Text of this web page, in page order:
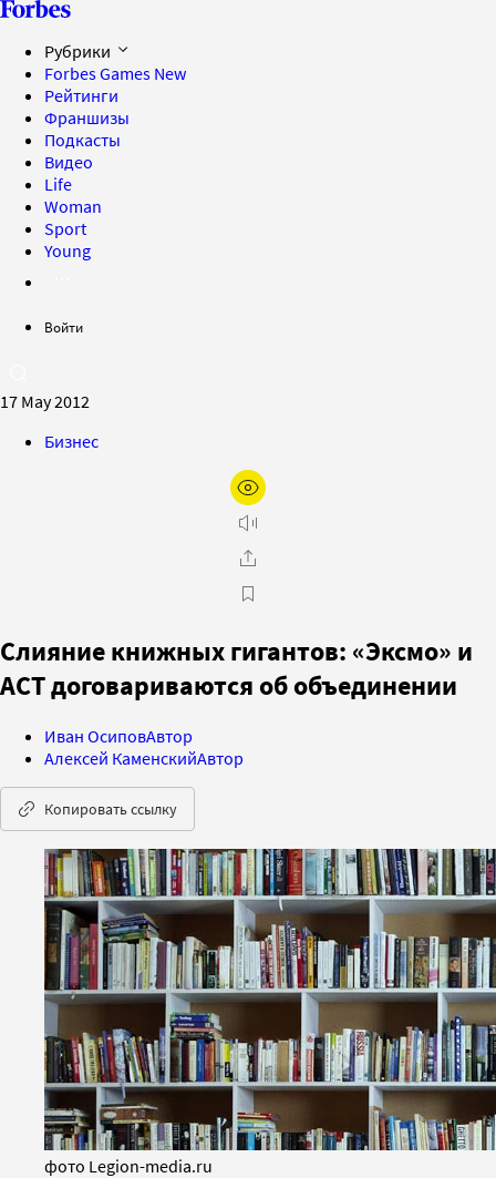
Рубрики
Forbes Games New
Рейтинги
Франшизы
Подкасты
Видео
Life
Woman
Sport
Young
Войти
17 May 2012
Бизнес
Слияние книжных гигантов: «Эксмо» и
АСТ договариваются об объединении
Иван ОсиповАвтор
Алексей КаменскийАвтор
Копировать ссылку
фото Legion-media.ru